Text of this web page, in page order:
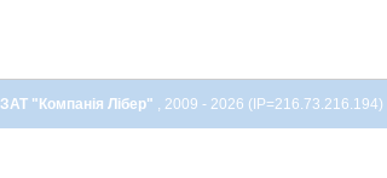
ЗАТ "Компанія Лібер" , 2009 - 2026 (IP=216.73.216.194)